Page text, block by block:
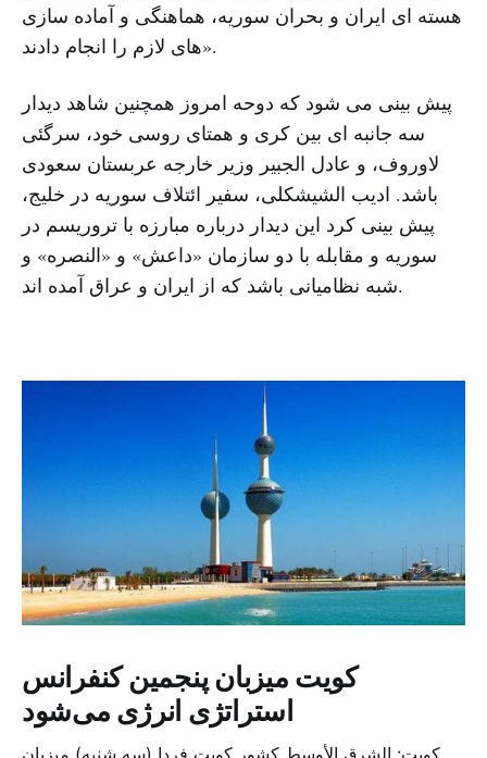
هسته ای ایران و بحران سوریه، هماهنگی و آماده سازی
های لازم را انجام دادند».
پیش بینی می شود که دوحه امروز همچنین شاهد دیدار
سه جانبه ای بین کری و همتای روسی خود، سرگئی
لاوروف، و عادل الجبیر وزیر خارجه عربستان سعودی
باشد. ادیب الشیشکلی، سفیر ائتلاف سوریه در خلیج،
پیش بینی کرد این دیدار درباره مبارزه با تروریسم در
سوریه و مقابله با دو سازمان «داعش» و «النصره» و
شبه نظامیانی باشد که از ایران و عراق آمده اند.
کویت میزبان پنجمین کنفرانس
استراتژی انرژی می‌شود
کویت: الشرق الأوسط کشور کویت فردا (سه شنبه) میزبان